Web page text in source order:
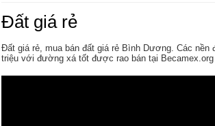
Ký gửi đất Mỹ Phước 3 miễn phí bao lo mọi thủ tục giấy
Nhà Ecolakes cho thuê, nhà hoàn thiện mới đẹp tại Mỹ
Đất giá rẻ
Đất giá rẻ, mua bán đất giá rẻ Bình Dương. Các nền
triệu với đường xá tốt được rao bán tại Becamex.org